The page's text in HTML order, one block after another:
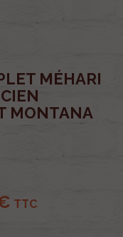
MÉHARI
MONTANA
TTC